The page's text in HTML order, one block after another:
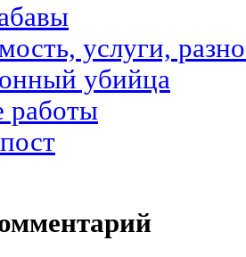
услуги,
убийца
работы